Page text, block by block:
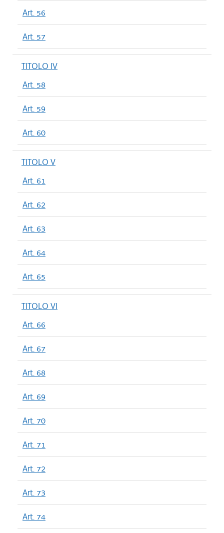
Art. 56
Art. 57
TITOLO IV
Art. 58
Art. 59
Art. 60
TITOLO V
Art. 61
Art. 62
Art. 63
Art. 64
Art. 65
TITOLO VI
Art. 66
Art. 67
Art. 68
Art. 69
Art. 70
Art. 71
Art. 72
Art. 73
Art. 74